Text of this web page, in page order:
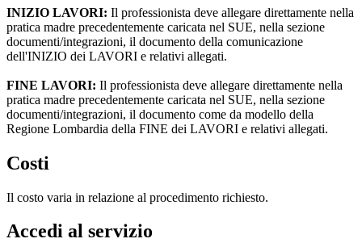
INIZIO LAVORI: Il professionista deve allegare direttamente nella
pratica madre precedentemente caricata nel SUE, nella sezione
documenti/integrazioni, il documento della comunicazione
dell'INIZIO dei LAVORI e relativi allegati.
FINE LAVORI: Il professionista deve allegare direttamente nella
pratica madre precedentemente caricata nel SUE, nella sezione
documenti/integrazioni, il documento come da modello della
Regione Lombardia della FINE dei LAVORI e relativi allegati.
Costi
Il costo varia in relazione al procedimento richiesto.
Accedi al servizio